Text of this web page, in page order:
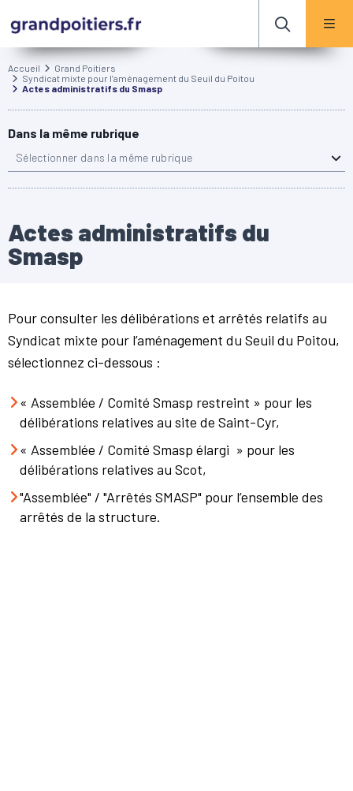
Accueil
Grand Poitiers
Syndicat mixte pour l’aménagement du Seuil du Poitou
Actes administratifs du Smasp
Dans la même rubrique
Sélectionner dans la même rubrique
Actes administratifs du
Smasp
Pour consulter les délibérations et arrêtés relatifs au
Syndicat mixte pour l’aménagement du Seuil du Poitou,
sélectionnez ci-dessous :
« Assemblée / Comité Smasp restreint » pour les
délibérations relatives au site de Saint-Cyr,
« Assemblée / Comité Smasp élargi » pour les
délibérations relatives au Scot,
"Assemblée" / "Arrêtés SMASP" pour l’ensemble des
arrêtés de la structure.